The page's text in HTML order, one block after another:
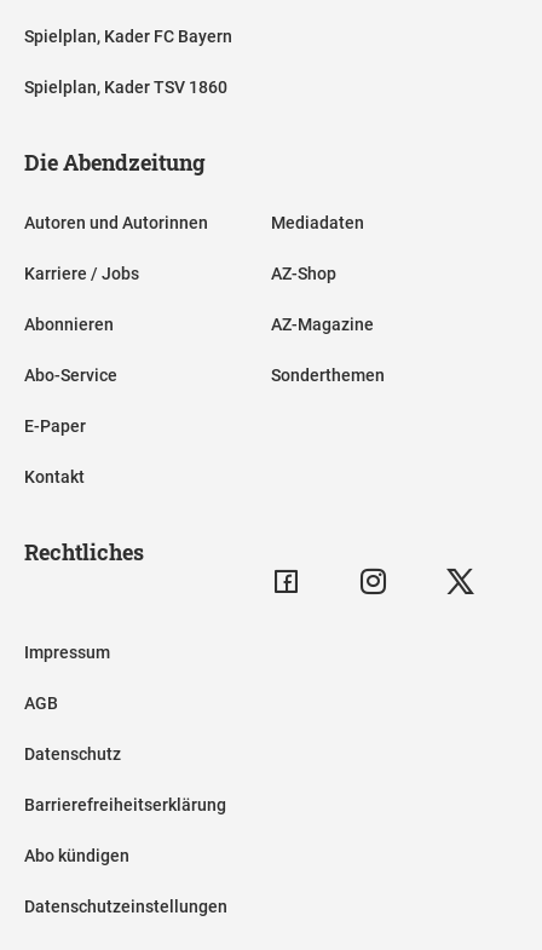
Spielplan, Kader FC Bayern
Spielplan, Kader TSV 1860
Die Abendzeitung
Autoren und Autorinnen
Karriere / Jobs
Abonnieren
Abo-Service
E-Paper
Kontakt
Mediadaten
AZ-Shop
AZ-Magazine
Sonderthemen
Rechtliches
Impressum
AGB
Datenschutz
Barrierefreiheitserklärung
Abo kündigen
Datenschutzeinstellungen